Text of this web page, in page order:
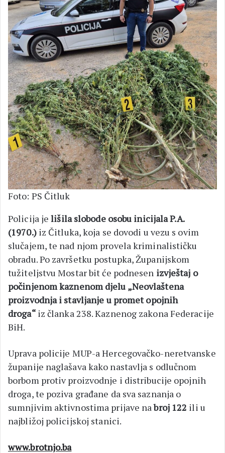
Foto: PS Čitluk
Policija jelišila slobode osobu inicijala P.A.
(1970.)iz Čitluka, koja se dovodi u vezu s ovim
slučajem, te nad njom provela kriminalističku
obradu. Po završetku postupka, Županijskom
tužiteljstvu Mostar bit će podnesen izvještaj o
počinjenom kaznenom djelu „Neovlaštena
proizvodnja i stavljanje u promet opojnih
droga“iz članka 238. Kaznenog zakona Federacije
BiH.
Uprava policije MUP-a Hercegovačko-neretvanske
županije naglašava kako nastavlja s odlučnom
borbom protiv proizvodnje i distribucije opojnih
droga, te poziva građane da sva saznanja o
sumnjivim aktivnostima prijave nabroj 122 ili u
najbližoj policijskoj stanici.
www.brotnjo.ba